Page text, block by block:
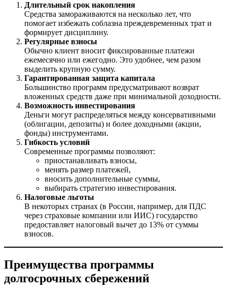
Длительный срок накопления
Средства замораживаются на несколько лет, что
помогает избежать соблазна преждевременных трат и
формирует дисциплину.
Регулярные взносы
Обычно клиент вносит фиксированные платежи
ежемесячно или ежегодно. Это удобнее, чем разом
выделить крупную сумму.
Гарантированная защита капитала
Большинство программ предусматривают возврат
вложенных средств даже при минимальной доходности.
Возможность инвестирования
Деньги могут распределяться между консервативными
(облигации, депозиты) и более доходными (акции,
фонды) инструментами.
Гибкость условий
Современные программы позволяют:
приостанавливать взносы,
менять размер платежей,
вносить дополнительные суммы,
выбирать стратегию инвестирования.
Налоговые льготы
В некоторых странах (в России, например, для ПДС
через страховые компании или ИИС) государство
предоставляет налоговый вычет до 13% от суммы
взносов.
Преимущества программы
долгосрочных сбережений